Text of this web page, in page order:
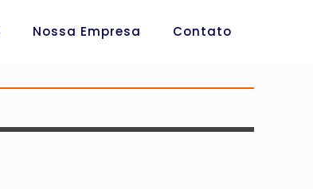
Nossa Empresa Contato